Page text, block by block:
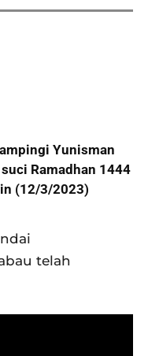
Yunisman
Ramadhan 1444
(12/3/2023)
telah